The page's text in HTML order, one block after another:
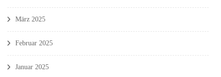
März 2025
Februar 2025
Januar 2025